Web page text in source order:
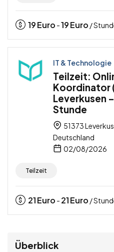
19Euro -19Euro /
IT & Technologie
Teilzeit:
Leverkusen
Stunde
51373
Deutschland
02/08/2026
Teilzeit
21Euro - 21Euro /
Überblick